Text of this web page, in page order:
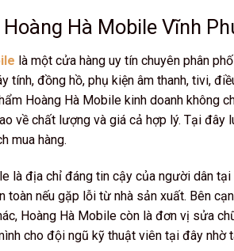
Hà Mobile Vĩnh
là một cửa hàng uy tín chuyên phân
tính, đồng hồ, phụ kiện âm thanh, tivi,
Hoàng Hà Mobile kinh doanh không
về chất lượng và giá cả hợp lý. Tại
mua hàng.
là địa chỉ đáng tin cậy của người dân
toàn nếu gặp lỗi từ nhà sản xuất. Bên
Hoàng Hà Mobile còn là đơn vị sửa
cho đội ngũ kỹ thuật viên tại đây nhờ